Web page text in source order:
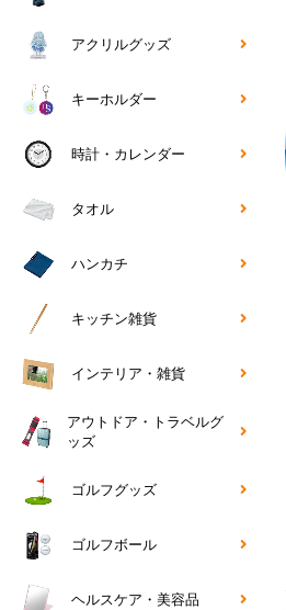
アクリルグッズ
キーホルダー
時計・カレンダー
タオル
ハンカチ
キッチン雑貨
インテリア・雑貨
アウトドア・トラベルグ
ッズ
ゴルフグッズ
ゴルフボール
ヘルスケア・美容品